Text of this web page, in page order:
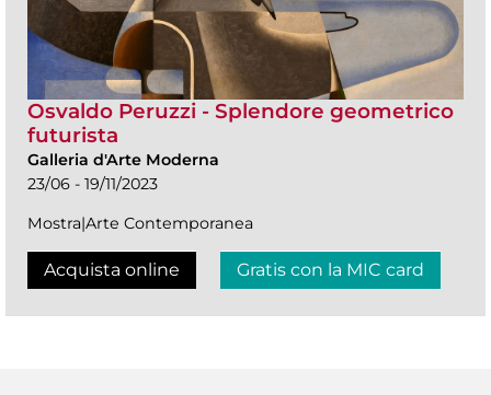
Osvaldo Peruzzi - Splendore geometrico
futurista
Galleria d'Arte Moderna
23/06 - 19/11/2023
Mostra|Arte Contemporanea
Acquista online Gratis con la MIC card